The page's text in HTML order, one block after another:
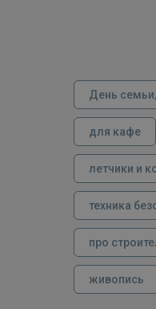
День
для кафе
летчики и
техника
про
живопись